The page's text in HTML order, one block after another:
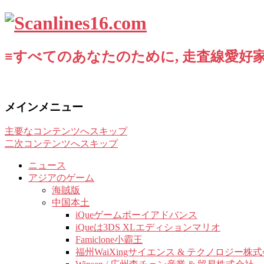
≡すべてのあなたのために, 走査線愛好
メインメニュー
主要なコンテンツへスキップ
二次コンテンツへスキップ
ニュース
アジアのゲーム
海賊版
中国本土
iQueゲームボーイアドバンス
iQueは3DS XLエディションマリオ
Famiclone小霸王
福州WaiXingサイエンス & テクノロジー株